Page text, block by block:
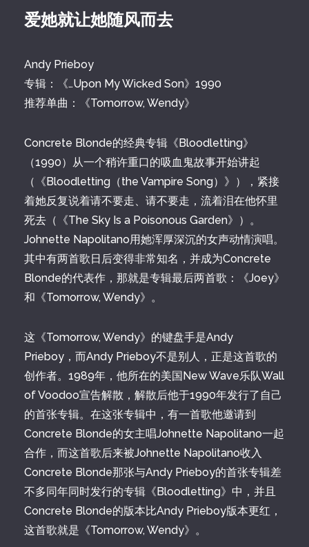
爱她就让她随风而去
Andy Prieboy
专辑：《…Upon My Wicked Son》1990
推荐单曲：《Tomorrow, Wendy》
Concrete Blonde的经典专辑《Bloodletting》
（1990）从一个稍许重口的吸血鬼故事开始讲起
（《Bloodletting（the Vampire Song）》），紧接
着她反复说着请不要走、请不要走，流着泪在他怀里
死去（《The Sky Is a Poisonous Garden》）。
Johnette Napolitano用她浑厚深沉的女声动情演唱。
其中有两首歌日后变得非常知名，并成为Concrete
Blonde的代表作，那就是专辑最后两首歌：《Joey》
和《Tomorrow, Wendy》。
这《Tomorrow, Wendy》的键盘手是Andy
Prieboy，而Andy Prieboy不是别人，正是这首歌的
创作者。1989年，他所在的美国New Wave乐队Wall
of Voodoo宣告解散，解散后他于1990年发行了自己
的首张专辑。在这张专辑中，有一首歌他邀请到
Concrete Blonde的女主唱Johnette Napolitano一起
合作，而这首歌后来被Johnette Napolitano收入
Concrete Blonde那张与Andy Prieboy的首张专辑差
不多同年同时发行的专辑《Bloodletting》中，并且
Concrete Blonde的版本比Andy Prieboy版本更红，
这首歌就是《Tomorrow, Wendy》。